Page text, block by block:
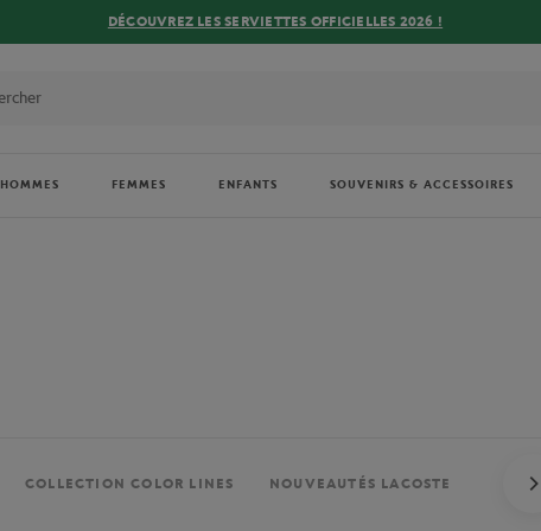
DÉCOUVREZ LES SERVIETTES OFFICIELLES 2026 !
HOMMES FEMMES ENFANTS SOUVENIRS & ACCESSOIRES
COLLECTION COLOR LINES NOUVEAUTÉS LACOSTE